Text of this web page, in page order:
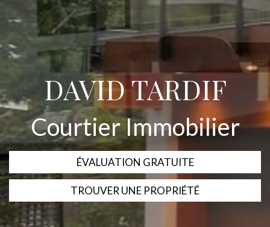
DAVID TARDIF
Courtier Immobilier
ÉVALUATION GRATUITE
TROUVER UNE PROPRIÉTÉ